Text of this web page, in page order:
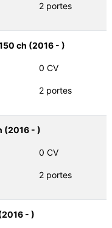
2 portes
150 ch (2016 - )
0 CV
2 portes
(2016 - )
0 CV
2 portes
- )